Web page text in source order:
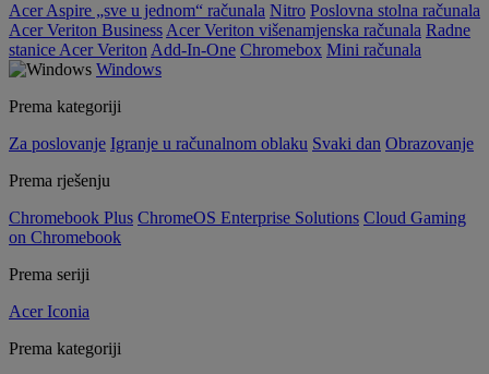
Acer Aspire „sve u jednom“ računala Nitro Poslovna stolna računala
Acer Veriton Business Acer Veriton višenamjenska računala Radne
stanice Acer Veriton Add-In-One Chromebox Mini računala
Windows
Prema kategoriji
Za poslovanje Igranje u računalnom oblaku Svaki dan Obrazovanje
Prema rješenju
Chromebook Plus ChromeOS Enterprise Solutions Cloud Gaming
on Chromebook
Prema seriji
Acer Iconia
Prema kategoriji